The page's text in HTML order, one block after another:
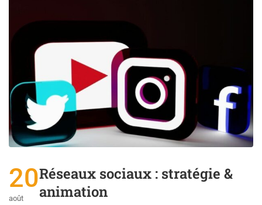
20
août
Réseaux sociaux : stratégie &
animation